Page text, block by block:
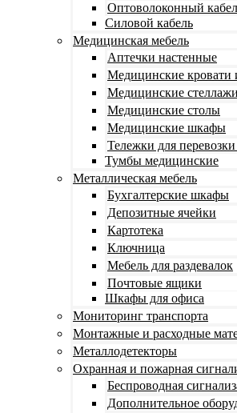
Оптоволоконный
Силовой кабель
Медицинская мебель
Аптечки настенные
Медицинские кровати
Медицинские стеллажи
Медицинские столы
Медицинские шкафы
Тележки для
Тумбы медицинские
Металлическая мебель
Бухгалтерские шкафы
Депозитные ячейки
Картотека
Ключница
Мебель для раздевалок
Почтовые ящики
Шкафы для офиса
Мониторинг транспорта
Монтажные и расходные
Металлодетекторы
Охранная и пожарная
Беспроводная
Дополнительное